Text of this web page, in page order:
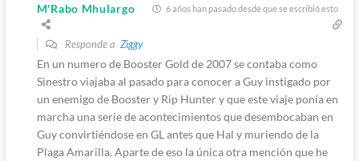
M'Rabo Mhulargo 6 años han pasado desde que se escribió esto
Responde a Ziggy
En un numero de Booster Gold de 2007 se contaba como
Sinestro viajaba al pasado para conocer a Guy instigado por
un enemigo de Booster y Rip Hunter y que este viaje ponía en
marcha una serie de acontecimientos que desembocaban en
Guy convirtiéndose en GL antes que Hal y muriendo de la
Plaga Amarilla. Aparte de eso la única otra mención que he